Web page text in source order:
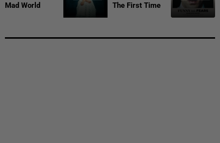
Mad World The First Time